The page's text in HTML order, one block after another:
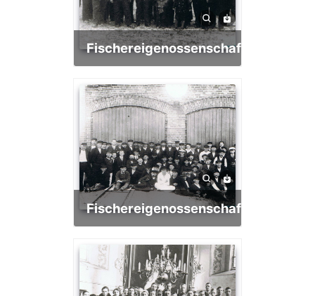
Fischereigenossenschaft
Fischereigenossenschaft